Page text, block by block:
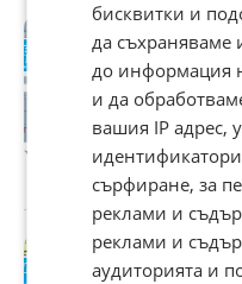
254
498
гр.
бисквитки и
да съхраняваме
до информация
и да
вашия IP адрес,
сърфиране, за
реклами и
реклами и
аудиторията и